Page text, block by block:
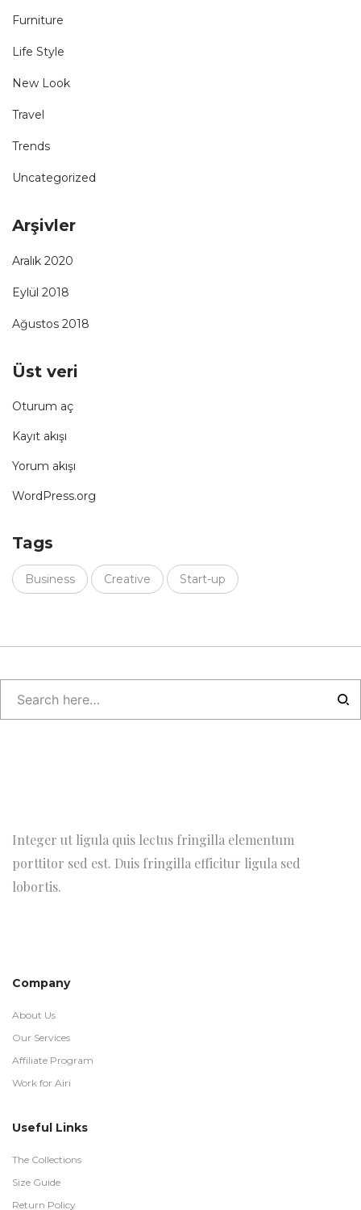
Furniture
Life Style
New Look
Travel
Trends
Uncategorized
Arşivler
Aralık 2020
Eylül 2018
Ağustos 2018
Üst veri
Oturum aç
Kayıt akışı
Yorum akışı
WordPress.org
Tags
Business Creative Start-up
Integer ut ligula quis lectus fringilla elementum
porttitor sed est. Duis fringilla efficitur ligula sed
lobortis.
Company
About Us
Our Services
Affiliate Program
Work for Airi
Useful Links
The Collections
Size Guide
Return Policy